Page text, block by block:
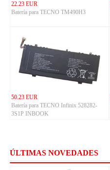
22.23 EUR
Batería para TECNO TM490H3
50.23 EUR
Batería para TECNO Infinix 528282-
3S1P INBOOK
ÚLTIMAS NOVEDADES